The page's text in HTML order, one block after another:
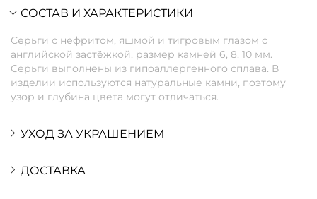
СОСТАВ И ХАРАКТЕРИСТИКИ
Серьги с нефритом, яшмой и тигровым глазом с
английской застёжкой, размер камней 6, 8, 10 мм.
Серьги выполнены из гипоаллергенного сплава. В
изделии используются натуральные камни, поэтому
узор и глубина цвета могут отличаться.
УХОД ЗА УКРАШЕНИЕМ
ДОСТАВКА